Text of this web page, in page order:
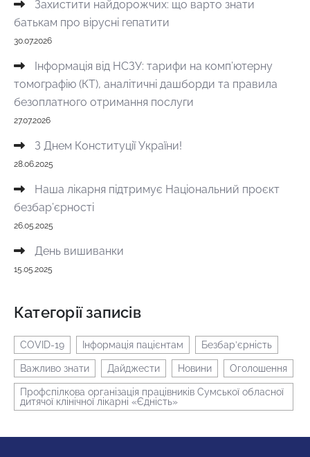
Захистити найдорожчих: що варто знати
батькам про вірусні гепатити
30.07.2026
Інформація від НСЗУ: тарифи на комп’ютерну
томографію (КТ), аналітичні дашборди та правила
безоплатного отримання послуги
27.07.2026
З Днем Конституції України!
28.06.2025
Наша лікарня підтримує Національний проєкт
безбар’єрності
26.05.2025
День вишиванки
15.05.2025
Категорії записів
COVID-19 Інформація пацієнтам Безбар’єрність
Важливо знати Дайджести Новини Оголошення
Профспілкова організація працівників Сумської обласної
дитячої клінічної лікарні «Єдність»